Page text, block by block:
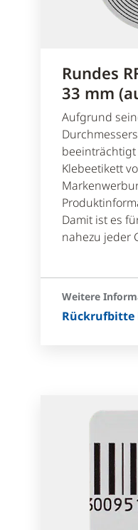
Rundes
33 mm
Aufgrund
beeinträchtigt
Klebeetikett
Damit ist es
nahezu jeder
Weitere
Rückrufbitte